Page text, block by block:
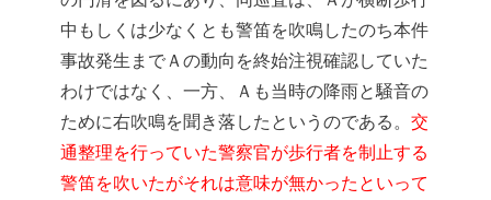
中もしくは少なくとも警笛を吹鳴したのち本件
事故発生までＡの動向を終始注視確認していた
わけではなく、一方、Ａも当時の降雨と騒音の
ために右吹鳴を聞き落したというのである。 交
通整理を行っていた警察官が歩行者を制止する
警笛を吹いたがそれは意味が無かったといって